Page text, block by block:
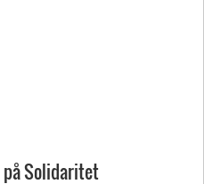
på Solidaritet